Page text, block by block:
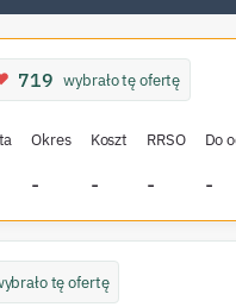
719 wybrało tę ofertę
Okres
-
Koszt
-
RRSO
-
Do
-
tę ofertę